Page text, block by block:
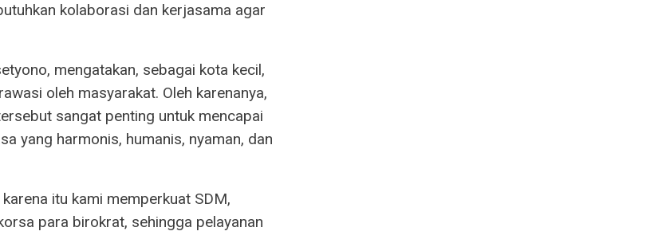
kolaborasi dan kerjasama agar
mengatakan, sebagai kota kecil,
oleh masyarakat. Oleh karenanya,
sangat penting untuk mencapai
yang harmonis, humanis, nyaman, dan
itu kami memperkuat SDM,
para birokrat, sehingga pelayanan